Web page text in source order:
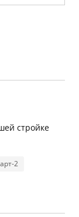
стройке
2